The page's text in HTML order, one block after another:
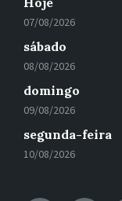
07/08/2026
sábado
08/08/2026
domingo
09/08/2026
segunda-feira
10/08/2026